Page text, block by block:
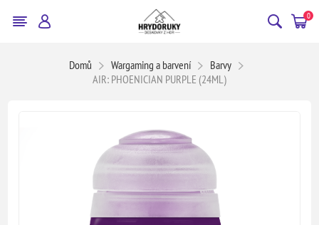
0
Domů Wargaming a barvení
Barvy
AIR: PHOENICIAN PURPLE (24ML)